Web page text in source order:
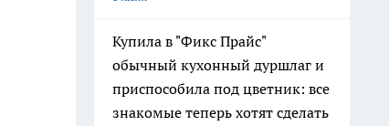
Купила в "Фикс Прайс"
обычный кухонный дуршлаг и
приспособила под цветник: все
знакомые теперь хотят сделать